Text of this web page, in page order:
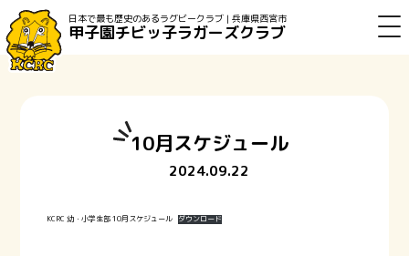
日本で最も歴史のあるラグビークラブ | 兵庫県西宮市
甲子園チビッ子ラガーズクラブ
10月スケジュール
2024.09.22
KCRC 幼・小学生部 10月スケジュール ダウンロード